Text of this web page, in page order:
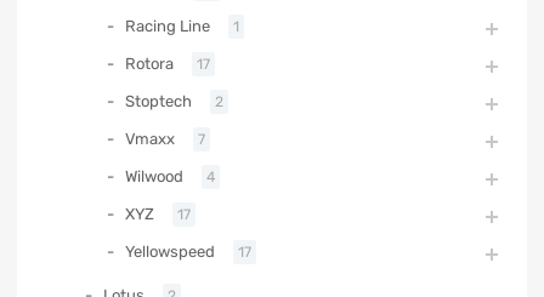
Racing Line 1
Rotora 17
Stoptech 2
Vmaxx 7
Wilwood 4
XYZ 17
Yellowspeed 17